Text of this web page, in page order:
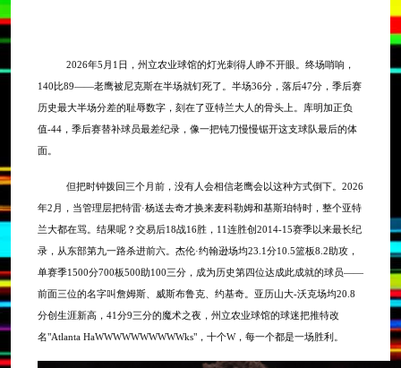
2026年5月1日，州立农业球馆的灯光刺得人睁不开眼。终场哨响，
140比89——老鹰被尼克斯在半场就钉死了。半场36分，落后47分，季后赛
历史最大半场分差的耻辱数字，刻在了亚特兰大人的骨头上。库明加正负
值-44，季后赛替补球员最差纪录，像一把钝刀慢慢锯开这支球队最后的体
面。
但把时钟拨回三个月前，没有人会相信老鹰会以这种方式倒下。 2026
年2月，当管理层把特雷·杨送去奇才换来麦科勒姆和基斯珀特时，整个亚特
兰大都在骂。结果呢？交易后18战16胜，11连胜创2014-15赛季以来最长纪
录，从东部第九一路杀进前六。杰伦·约翰逊场均23.1分10.5篮板8.2助攻，
单赛季1500分700板500助100三分，成为历史第四位达成此成就的球员——
前面三位的名字叫詹姆斯、威斯布鲁克、约基奇。亚历山大-沃克场均20.8
分创生涯新高，41分9三分的魔术之夜，州立农业球馆的球迷把推特改
名"Atlanta HaWWWWWWWWWWks"，十个W，每一个都是一场胜利。